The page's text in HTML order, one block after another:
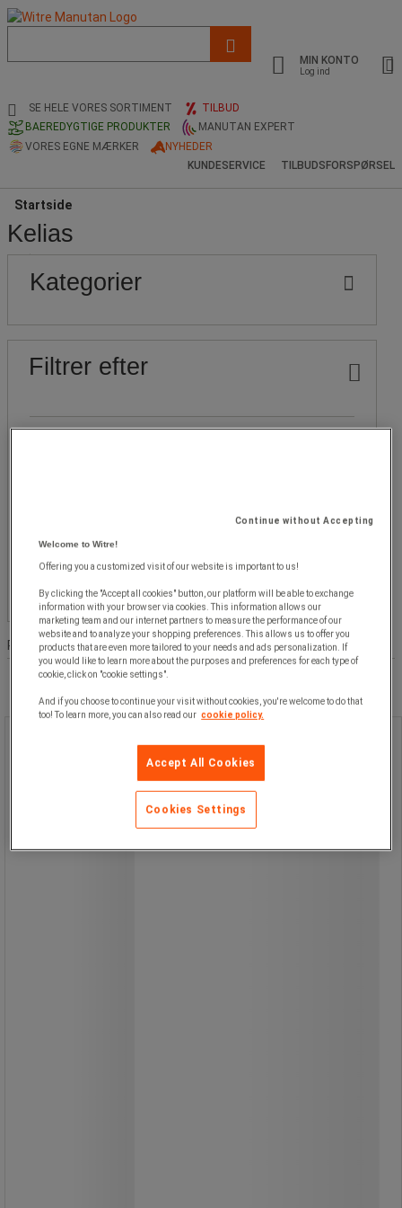
og
søgehistorik
MIN KONTO
Log ind
SE HELE VORES SORTIMENT
TILBUD
BAEREDYGTIGE PRODUKTER
MANUTAN EXPERT
VORES EGNE MÆRKER
NYHEDER
KUNDESERVICE
TILBUDSFORSPØRSEL
Startside
Kelias
Kategorier
Filtrer efter
mærker
Facetværdi
Mellem 500 kr og 1.000 kr (1)
og
1.000 kr
(1)
grænse
grænse
kr - kr
Produktliste
Produkter:( 1 - 1 )
Skiltefod, Block Lock - Kelias
Continue without Accepting
Welcome to Witre!
Offering you a customized visit of our website is important to us!
By clicking the "Accept all cookies" button, our platform will be able to exchange
information with your browser via cookies. This information allows our
marketing team and our internet partners to measure the performance of our
website and to analyze your shopping preferences. This allows us to offer you
products that are even more tailored to your needs and ads personalization. If
you would like to learn more about the purposes and preferences for each type of
cookie, click on "cookie settings".
And if you choose to continue your visit without cookies, you're welcome to do that
too! To learn more, you can also read our cookie policy.
Accept All Cookies
Cookies Settings